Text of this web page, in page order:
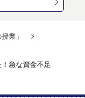
業」
急な資金不足